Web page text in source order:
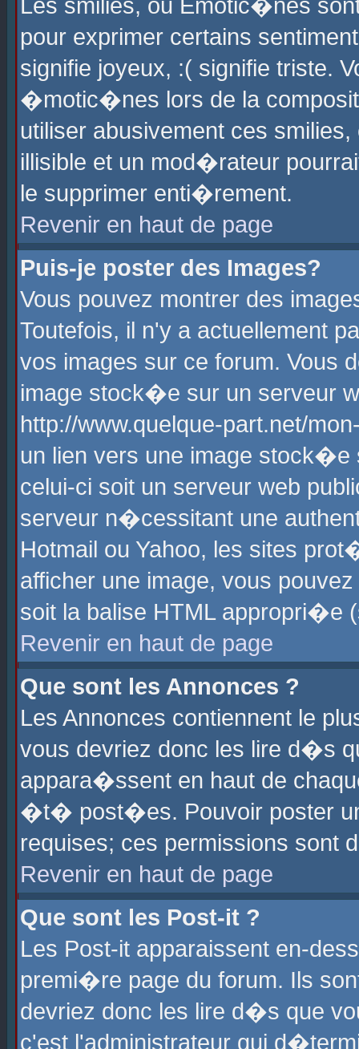
Les smilies, ou Emotic�nes
pour exprimer certains
signifie joyeux, :( signifie triste.
�motic�nes lors de la
utiliser abusivement ces
illisible et un mod�rateur
le supprimer enti�rement.
Revenir en haut de page
Puis-je poster des Images?
Vous pouvez montrer des
Toutefois, il n'y a actuellement
vos images sur ce forum. Vous
image stock�e sur un serveur
http://www.quelque-part.net/
un lien vers une image
celui-ci soit un serveur web
serveur n�cessitant une
Hotmail ou Yahoo, les sites
afficher une image, vous
soit la balise HTML
Revenir en haut de page
Que sont les Annonces ?
Les Annonces contiennent le
vous devriez donc les lire d�s
appara�ssent en haut de
�t� post�es. Pouvoir poster
requises; ces permissions sont
Revenir en haut de page
Que sont les Post-it ?
Les Post-it apparaissent en-
premi�re page du forum. Ils
devriez donc les lire d�s que
c'est l'administrateur qui